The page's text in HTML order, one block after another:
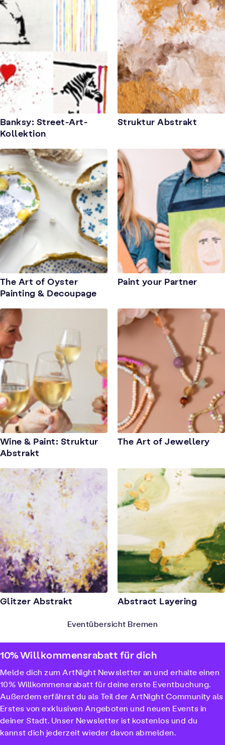
Banksy: Street-Art-
Kollektion
Struktur Abstrakt
The Art of Oyster
Painting & Decoupage
Paint your Partner
Wine & Paint: Struktur
Abstrakt
The Art of Jewellery
Glitzer Abstrakt Abstract Layering
Eventübersicht Bremen
10% Willkommensrabatt für dich
Melde dich zum ArtNight Newsletter an und erhalte einen
10% Willkommensrabatt für deine erste Eventbuchung.
Außerdem erfährst du als Teil der ArtNight Community als
Erstes von exklusiven Angeboten und neuen Events in
deiner Stadt. Unser Newsletter ist kostenlos und du
kannst dich jederzeit wieder davon abmelden.